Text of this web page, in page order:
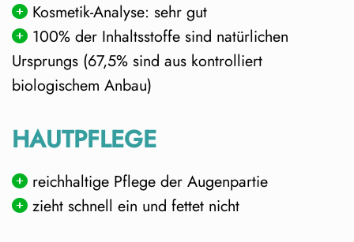
Kosmetik-Analyse: sehr gut
100% der Inhaltsstoffe sind natürlichen
Ursprungs (67,5% sind aus kontrolliert
biologischem Anbau)
HAUTPFLEGE
reichhaltige Pflege der Augenpartie
zieht schnell ein und fettet nicht